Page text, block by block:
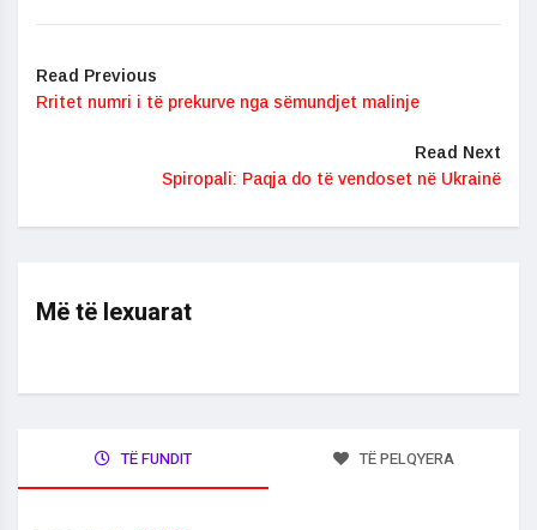
Read Previous
Rritet numri i të prekurve nga sëmundjet malinje
Read Next
Spiropali: Paqja do të vendoset në Ukrainë
Më të lexuarat
TË FUNDIT TË PELQYERA